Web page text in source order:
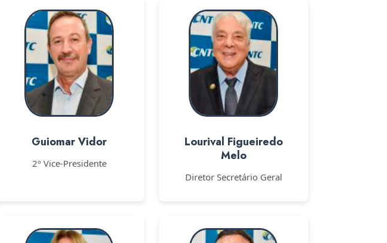
Guiomar Vidor
2º Vice-Presidente
Lourival Figueiredo
Melo
Diretor Secretário Geral